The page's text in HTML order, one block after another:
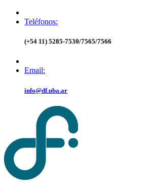
Teléfonos:
(+54 11) 5285-7530/7565/7566
Email:
info@df.uba.ar